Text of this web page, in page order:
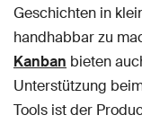
Geschichten in
handhabbar zu
Kanban bieten
Unterstützung
Tools ist der